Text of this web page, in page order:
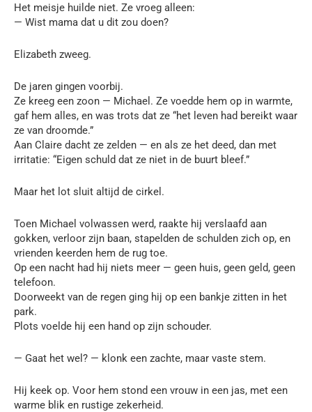
Het meisje huilde niet. Ze vroeg alleen:
— Wist mama dat u dit zou doen?
Elizabeth zweeg.
De jaren gingen voorbij.
Ze kreeg een zoon — Michael. Ze voedde hem op in warmte,
gaf hem alles, en was trots dat ze “het leven had bereikt waar
ze van droomde.”
Aan Claire dacht ze zelden — en als ze het deed, dan met
irritatie: “Eigen schuld dat ze niet in de buurt bleef.”
Maar het lot sluit altijd de cirkel.
Toen Michael volwassen werd, raakte hij verslaafd aan
gokken, verloor zijn baan, stapelden de schulden zich op, en
vrienden keerden hem de rug toe.
Op een nacht had hij niets meer — geen huis, geen geld, geen
telefoon.
Doorweekt van de regen ging hij op een bankje zitten in het
park.
Plots voelde hij een hand op zijn schouder.
— Gaat het wel? — klonk een zachte, maar vaste stem.
Hij keek op. Voor hem stond een vrouw in een jas, met een
warme blik en rustige zekerheid.